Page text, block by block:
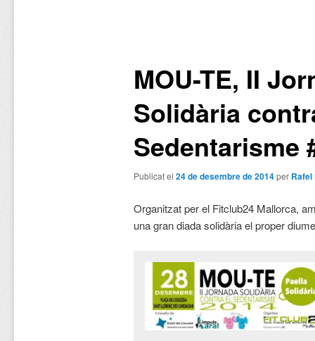
MOU-TE, II
Solidària
Sedentarisme
Publicat el 24 de desembre de 2014per Rafel
Organitzat per el Fitclub24 Mallorca,
una gran diada solidària el proper